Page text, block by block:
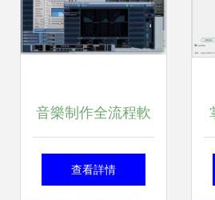
果處理器入門指速
探索電制聲道在框
架及其比記錄_插
音樂制作全流程軟
件指南 從編曲到混
查看詳情